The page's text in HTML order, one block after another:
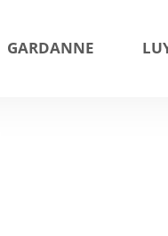
GARDANNE